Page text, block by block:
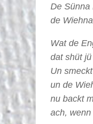
De Sünna
de
Wat de
dat shüt
Un
un de
nu backt
ach,